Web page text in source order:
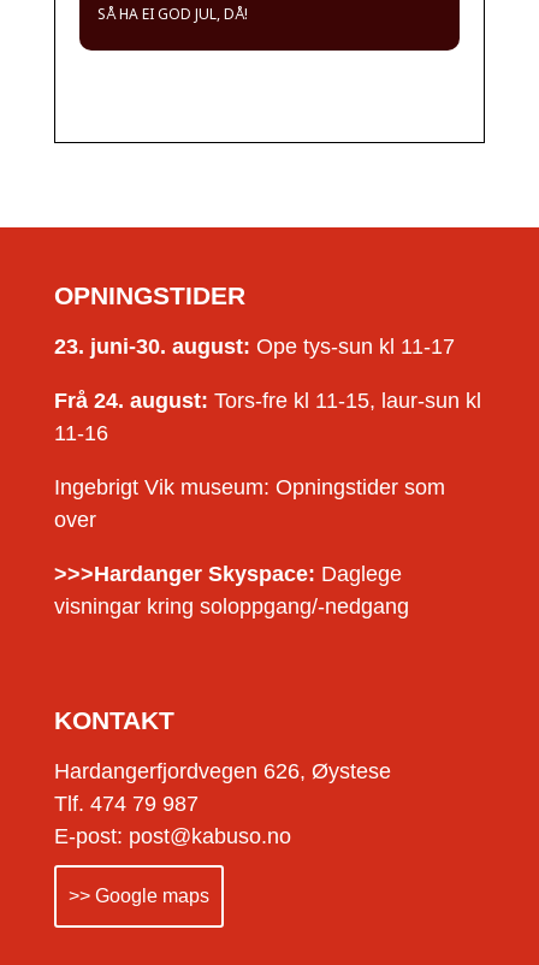
SÅ HA EI GOD JUL, DÅ!
OPNINGSTIDER
23. juni-30. august: Ope tys-sun kl 11-17
Frå 24. august: Tors-fre kl 11-15, laur-sun kl
11-16
Ingebrigt Vik museum: Opningstider som
over
>>>Hardanger Skyspace: Daglege
visningar kring soloppgang/-nedgang
KONTAKT
Hardangerfjordvegen 626, Øystese
Tlf. 474 79 987
E-post: post@kabuso.no
>> Google maps